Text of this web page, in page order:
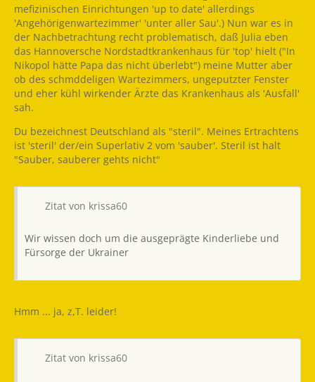
mefizinischen Einrichtungen 'up to date' allerdings
'Angehörigenwartezimmer' 'unter aller Sau'.) Nun war es in
der Nachbetrachtung recht problematisch, daß Julia eben
das Hannoversche Nordstadtkrankenhaus für 'top' hielt ("In
Nikopol hätte Papa das nicht überlebt") meine Mutter aber
ob des schmddeligen Wartezimmers, ungeputzter Fenster
und eher kühl wirkender Ärzte das Krankenhaus als 'Ausfall'
sah.
Du bezeichnest Deutschland als "steril". Meines Ertrachtens
ist 'steril' der/ein Superlativ 2 vom 'sauber'. Steril ist halt
"Sauber, sauberer gehts nicht"
Zitat von krissa60
Wir wissen doch um die ausgeprägte Kinderliebe und
Fürsorge der Ukrainer
Hmm ... ja, z,T. leider!
Zitat von krissa60